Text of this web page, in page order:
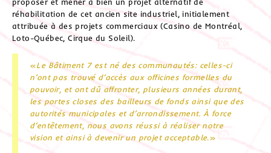
réhabilitation de cet ancien site industriel, initialement
attribuée à des projets commerciaux (Casino de Montréal,
Loto-Québec, Cirque du Soleil).
«Le Bâtiment 7 est né des communautés: celles-ci
n’ont pas trouvé d’accès aux officines formelles du
pouvoir, et ont dû affronter, plusieurs années durant,
les portes closes des bailleurs de fonds ainsi que des
autorités municipales et d’arrondissement. À force
d’entêtement, nous avons réussi à réaliser notre
vision et ainsi à devenir un projet acceptable.»